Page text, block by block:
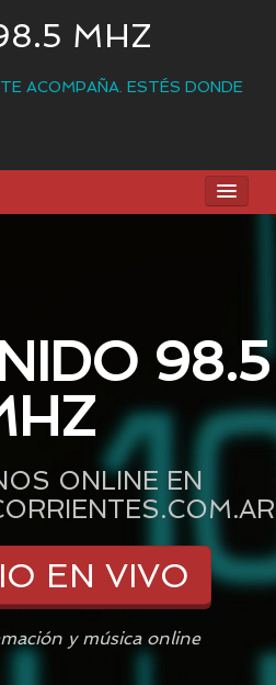
MHZ
ACOMPAÑA. ESTÉS DONDE
98.5
ONLINE EN
EN VIVO
y música online